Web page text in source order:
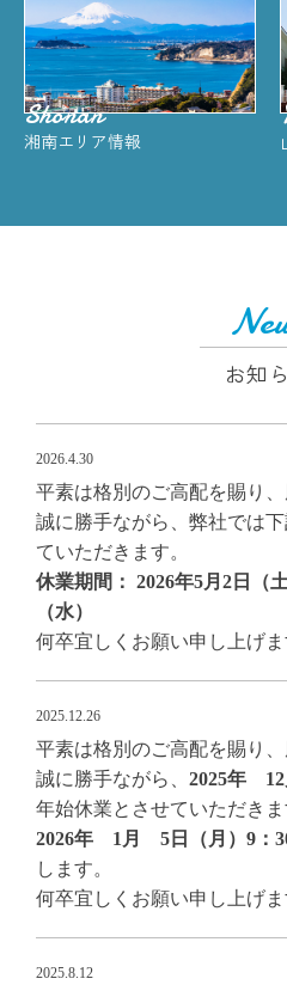
Shonan
湘南エリア情報
お知
2026.4.30
平素は格別のご高配を賜り
誠に勝手ながら、弊社では
ていただきます。
休業期間： 2026年5月2日（
（水）
何卒宜しくお願い申し上げま
2025.12.26
平素は格別のご高配を賜り
誠に勝手ながら、 2025年 12
年始休業とさせていただきま
2026年 1月 5日（月）9：
します。
何卒宜しくお願い申し上げま
2025.8.12